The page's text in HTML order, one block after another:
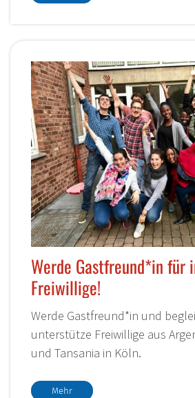
Werde Gastfreund*in für
Freiwillige!
Werde Gastfreund*in und
unterstütze Freiwillige aus
und Tansania in Köln.
Mehr